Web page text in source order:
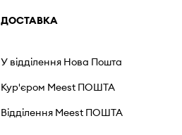
ДОСТАВКА
У відділення Нова Пошта
Кур'єром Meest ПОШТА
Відділення Мeest ПОШТА